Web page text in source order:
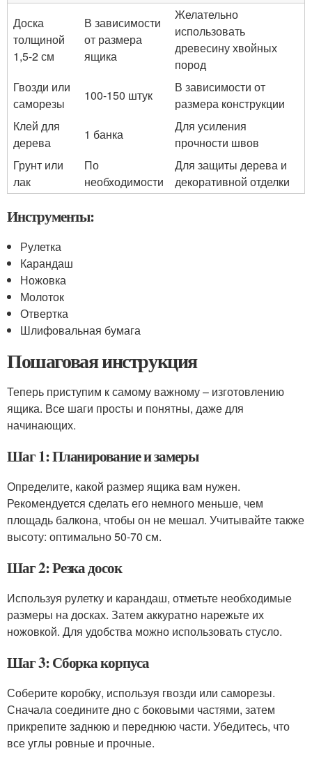
Доска
толщиной
1,5-2 см
В зависимости
от размера
ящика
Желательно
использовать
древесину хвойных
пород
Гвозди или
саморезы
100-150 штук
В зависимости от
размера конструкции
Клей для
дерева
1 банка
Для усиления
прочности швов
Грунт или
лак
По
необходимости
Для защиты дерева и
декоративной отделки
Инструменты:
Рулетка
Карандаш
Ножовка
Молоток
Отвертка
Шлифовальная бумага
Пошаговая инструкция
Теперь приступим к самому важному – изготовлению
ящика. Все шаги просты и понятны, даже для
начинающих.
Шаг 1: Планирование и замеры
Определите, какой размер ящика вам нужен.
Рекомендуется сделать его немного меньше, чем
площадь балкона, чтобы он не мешал. Учитывайте также
высоту: оптимально 50-70 см.
Шаг 2: Резка досок
Используя рулетку и карандаш, отметьте необходимые
размеры на досках. Затем аккуратно нарежьте их
ножовкой. Для удобства можно использовать стусло.
Шаг 3: Сборка корпуса
Соберите коробку, используя гвозди или саморезы.
Сначала соедините дно с боковыми частями, затем
прикрепите заднюю и переднюю части. Убедитесь, что
все углы ровные и прочные.